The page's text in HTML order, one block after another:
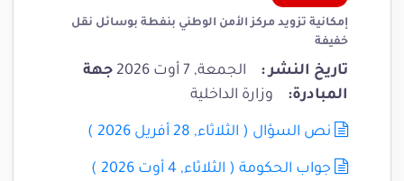
إمكانية تزويد مركز الأمن الوطني بنفطة بوسائل نقل
خفيفة
تاريخ النشر : الجمعة, 7 أوت 2026
جهة
المبادرة:
وزارة الداخلية
نص السؤال ( الثلاثاء, 28 أفريل 2026 )
جواب الحكومة ( الثلاثاء, 4 أوت 2026 )